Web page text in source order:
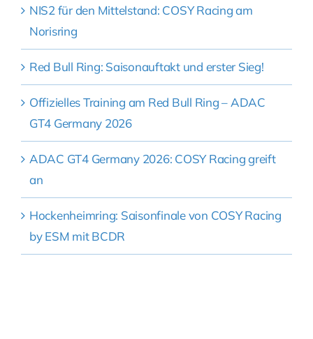
NIS2 für den Mittelstand: COSY Racing am
Norisring
Red Bull Ring: Saisonauftakt und erster Sieg!
Offizielles Training am Red Bull Ring – ADAC
GT4 Germany 2026
ADAC GT4 Germany 2026: COSY Racing greift
an
Hockenheimring: Saisonfinale von COSY Racing
by ESM mit BCDR